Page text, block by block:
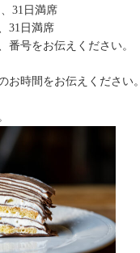
31日満席
31日満席
番号をお伝えください。
時間をお伝えください。